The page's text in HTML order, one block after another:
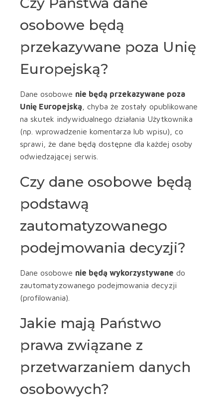
osobowe będą
przekazywane poza Unię
Europejską?
Dane osobowe nie będą przekazywane poza
Unię Europejską , chyba że zostały opublikowane
na skutek indywidualnego działania Użytkownika
(np. wprowadzenie komentarza lub wpisu), co
sprawi, że dane będą dostępne dla każdej osoby
odwiedzającej serwis.
Czy dane osobowe będą
podstawą
zautomatyzowanego
podejmowania decyzji?
Dane osobowe nie będą wykorzystywane do
zautomatyzowanego podejmowania decyzji
(profilowania).
Jakie mają Państwo
prawa związane z
przetwarzaniem danych
osobowych?